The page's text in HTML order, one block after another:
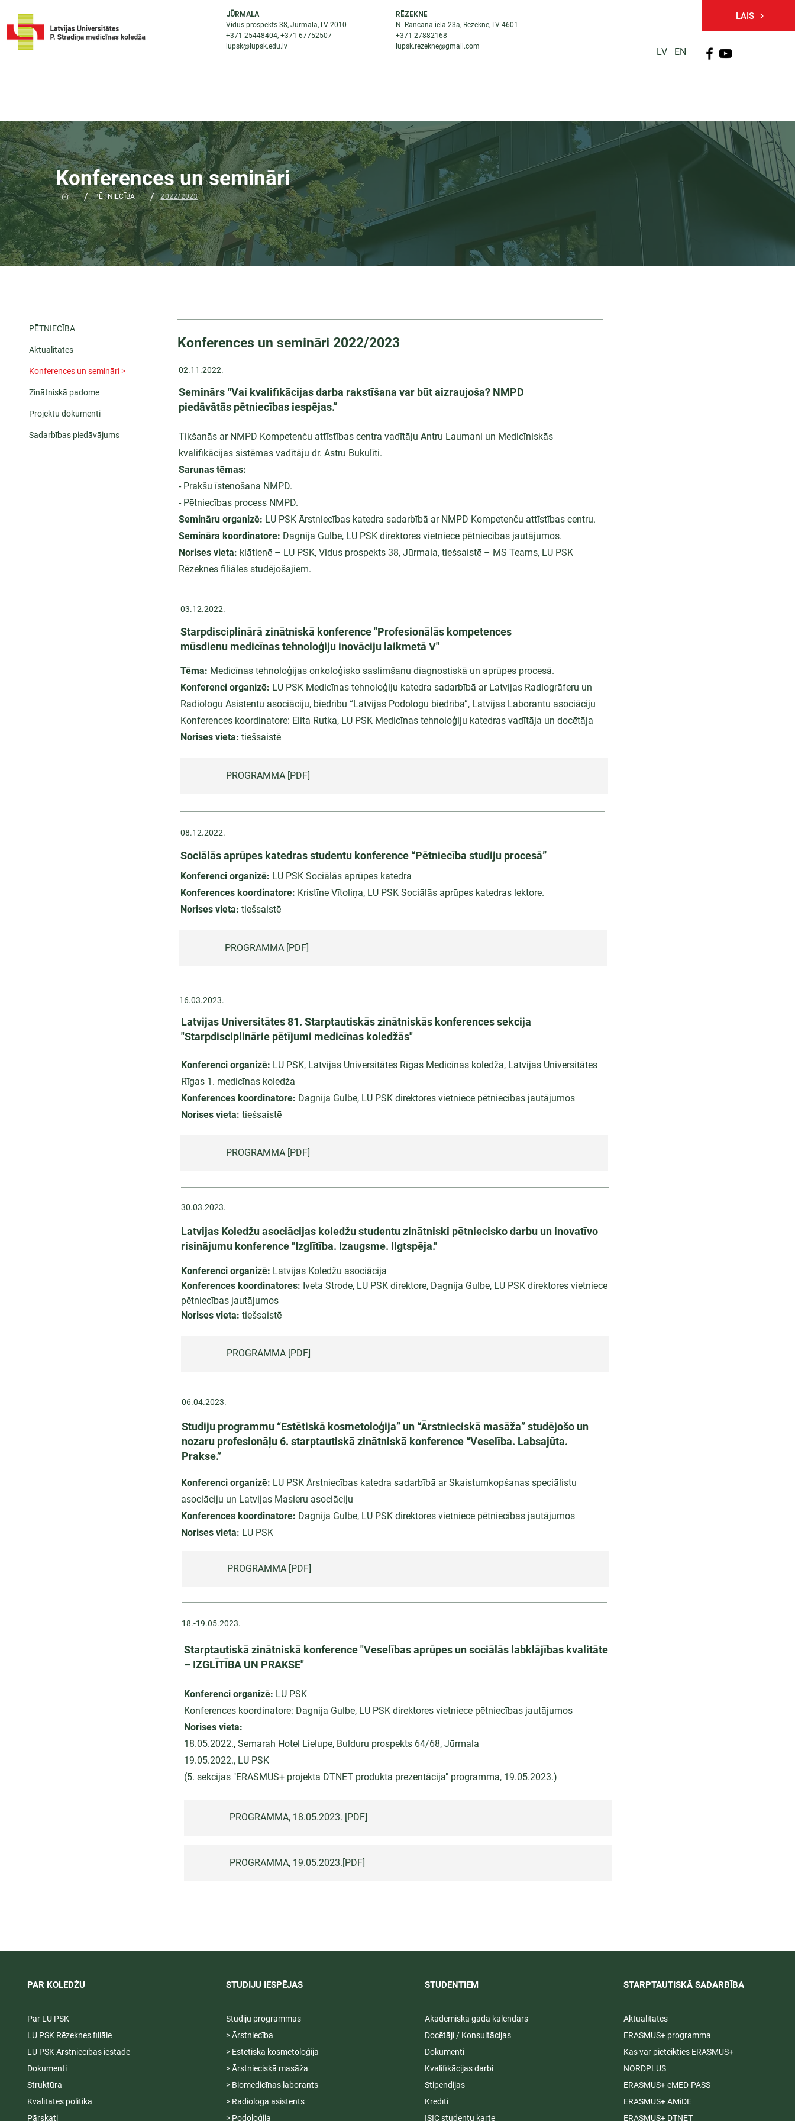
JŪRMALA
Vidus prospekts 38, Jūrmala, LV-2010
+371 25448404, +37167752507
lupsk@lupsk.edu.lv
RĒZEKNE
N. Rancāna iela 23a, Rēzekne, LV-4601
+37127882168
lupsk.rezekne@gmail.com
LAIS
LV EN
Konferences un semināri
/ PĒTNIECĪBA / 2022/2023
PĒTNIECĪBA
Aktualitātes
Konferences un semināri >
Zinātniskā padome
Projektu dokumenti
Sadarbības piedāvājums
Konferences un semināri 2022/2023
02.11.2022.
Seminārs “Vai kvalifikācijas darba rakstīšana var būt aizraujoša? NMPD
piedāvātās pētniecības iespējas.”
Tikšanās ar NMPD Kompetenču attīstības centra vadītāju Antru Laumani un Medicīniskās
kvalifikācijas sistēmas vadītāju dr. Astru Bukulīti.
Sarunas tēmas:
- Prakšu īstenošana NMPD.
- Pētniecības process NMPD.
Semināru organizē: LU PSK Ārstniecības katedra sadarbībā ar NMPD Kompetenču attīstības centru.
Semināra koordinatore: Dagnija Gulbe, LU PSK direktores vietniece pētniecības jautājumos.
Norises vieta: klātienē – LU PSK, Vidus prospekts 38, Jūrmala, tiešsaistē – MS Teams, LU PSK
Rēzeknes filiāles studējošajiem.
03.12.2022.
Starpdisciplinārā zinātniskā konference "Profesionālās kompetences
mūsdienu medicīnas tehnoloģiju inovāciju laikmetā V"
Tēma: Medicīnas tehnoloģijas onkoloģisko saslimšanu diagnostiskā un aprūpes procesā.
Konferenci organizē: LU PSK Medicīnas tehnoloģiju katedra sadarbībā ar Latvijas Radiogrāferu un
Radiologu Asistentu asociāciju, biedrību “Latvijas Podologu biedrība”, Latvijas Laborantu asociāciju
Konferences koordinatore: Elita Rutka, LU PSK Medicīnas tehnoloģiju katedras vadītāja un docētāja
Norises vieta: tiešsaistē
PROGRAMMA [PDF]
08.12.2022.
Sociālās aprūpes katedras studentu konference “Pētniecība studiju procesā”
Konferenci organizē: LU PSK Sociālās aprūpes katedra
Konferences koordinatore: Kristīne Vītoliņa, LU PSK Sociālās aprūpes katedras lektore.
Norises vieta: tiešsaistē
PROGRAMMA [PDF]
16.03.2023.
Latvijas Universitātes 81. Starptautiskās zinātniskās konferences sekcija
"Starpdisciplinārie pētījumi medicīnas koledžās"
Konferenci organizē: LU PSK, Latvijas Universitātes Rīgas Medicīnas koledža, Latvijas Universitātes
Rīgas 1. medicīnas koledža
Konferences koordinatore: Dagnija Gulbe, LU PSK direktores vietniece pētniecības jautājumos
Norises vieta: tiešsaistē
PROGRAMMA [PDF]
30.03.2023.
Latvijas Koledžu asociācijas koledžu studentu zinātniski pētniecisko darbu un inovatīvo
risinājumu konference "Izglītība. Izaugsme. Ilgtspēja."
Konferenci organizē: Latvijas Koledžu asociācija
Konferences koordinatores: Iveta Strode, LU PSK direktore, Dagnija Gulbe, LU PSK direktores vietniece
pētniecības jautājumos
Norises vieta: tiešsaistē
PROGRAMMA [PDF]
06.04.2023.
Studiju programmu “Estētiskā kosmetoloģija” un “Ārstnieciskā masāža” studējošo un
nozaru profesionāļu 6. starptautiskā zinātniskā konference “Veselība. Labsajūta.
Prakse.”
Konferenci organizē: LU PSK Ārstniecības katedra sadarbībā ar Skaistumkopšanas speciālistu
asociāciju un Latvijas Masieru asociāciju
Konferences koordinatore: Dagnija Gulbe, LU PSK direktores vietniece pētniecības jautājumos
Norises vieta: LU PSK
PROGRAMMA [PDF]
18.-19.05.2023.
Starptautiskā zinātniskā konference "Veselības aprūpes un sociālās labklājības kvalitāte
– IZGLĪTĪBA UN PRAKSE"
Konferenci organizē: LU PSK
Konferences koordinatore: Dagnija Gulbe, LU PSK direktores vietniece pētniecības jautājumos
Norises vieta:
18.05.2022., Semarah Hotel Lielupe, Bulduru prospekts 64/68, Jūrmala
19.05.2022., LU PSK
(5. sekcijas "ERASMUS+ projekta DTNET produkta prezentācija" programma, 19.05.2023.)
PROGRAMMA, 18.05.2023. [PDF]
PROGRAMMA, 19.05.2023.[PDF]
PAR KOLEDŽU
Par LU PSK
LU PSK Rēzeknes filiāle
LU PSK Ārstniecības iestāde
Dokumenti
Struktūra
Kvalitātes politika
Pārskati
STUDIJU IESPĒJAS
Studiju programmas
> Ārstniecība
> Estētiskā kosmetoloģija
> Ārstnieciskā masāža
> Biomedicīnas laborants
> Radiologa asistents
> Podoloģija
STUDENTIEM​
Akadēmiskā gada kalendārs
Docētāji / Konsultācijas
Dokumenti
Kvalifikācijas darbi
Stipendijas
Kredīti
ISIC studentu karte
STARPTAUTISKĀ SADARBĪBA​
Aktualitātes
ERASMUS+ programma
Kas var pieteikties ERASMUS+
NORDPLUS
ERASMUS+ eMED-PASS
ERASMUS+ AMiDE
ERASMUS+ DTNET